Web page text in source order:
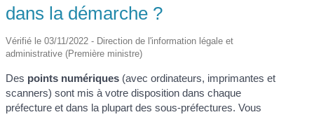
dans la démarche ?
Vérifié le 03/11/2022 - Direction de l'information légale et
administrative (Première ministre)
Des points numériques (avec ordinateurs, imprimantes et
scanners) sont mis à votre disposition dans chaque
préfecture et dans la plupart des sous-préfectures. Vous